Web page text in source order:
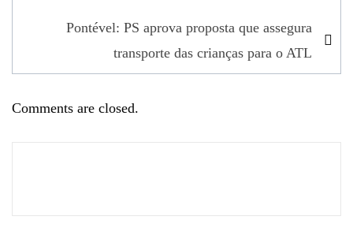
Pontével: PS aprova proposta que assegura
transporte das crianças para o ATL
Comments are closed.